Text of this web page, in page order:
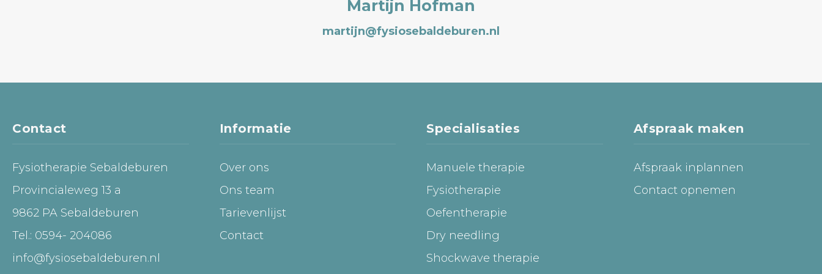
Martijn Hofman
martijn@fysiosebaldeburen.nl
Contact
Fysiotherapie Sebaldeburen
Provincialeweg 13 a
9862 PA Sebaldeburen
Tel.: 0594- 204086
info@fysiosebaldeburen.nl
Informatie
Over ons
Ons team
Tarievenlijst
Contact
Specialisaties
Manuele therapie
Fysiotherapie
Oefentherapie
Dry needling
Shockwave therapie
Afspraak maken
Afspraak inplannen
Contact opnemen